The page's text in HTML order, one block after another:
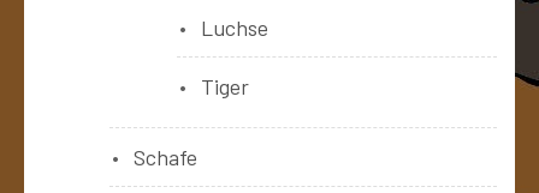
Luchse
Tiger
Schafe